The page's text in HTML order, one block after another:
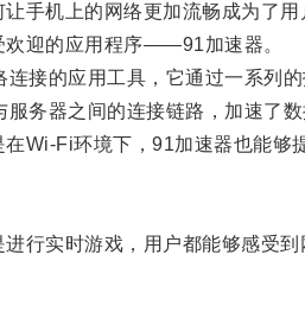
机上的网络更加流畅成为了用
迎的应用程序——91加速器。
的应用工具，它通过一系列的
器之间的连接链路，加速了数
Fi环境下，91加速器也能够提
实时游戏，用户都能够感受到